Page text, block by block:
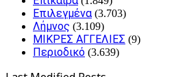
Επιλεγμένα (3.703)
Λήμνος (3.109)
ΜΙΚΡΕΣ ΑΓΓΕΛΙΕΣ (9)
Περιοδικό (3.639)